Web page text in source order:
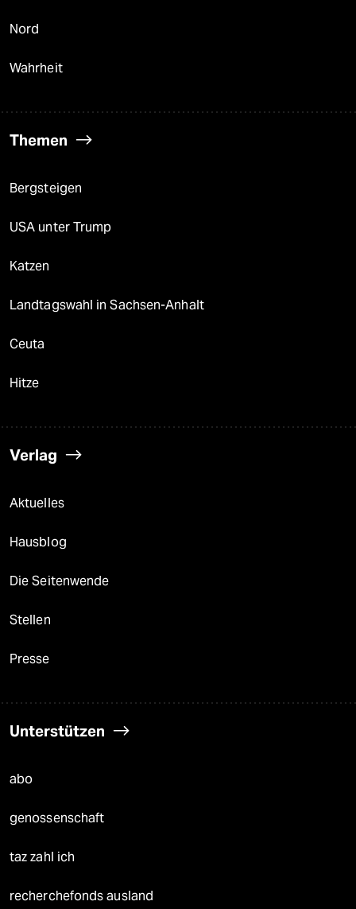
Nord
Wahrheit
Themen
Bergsteigen
USA unter Trump
Katzen
Landtagswahl in Sachsen-Anhalt
Ceuta
Hitze
Verlag
Aktuelles
Hausblog
Die Seitenwende
Stellen
Presse
Unterstützen
abo
genossenschaft
taz zahl ich
recherchefonds ausland